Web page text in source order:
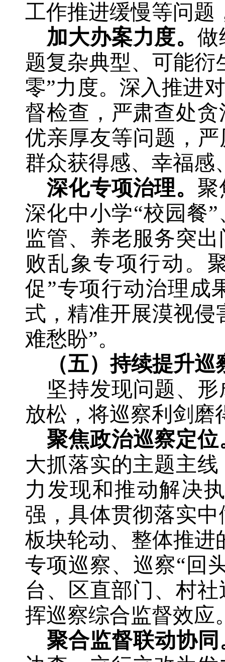
工作推进缓慢等问题
加大办案力度。做
题复杂典型、可能
零”力度。深入推进对
督检查，严肃查处
优亲厚友等问题，
群众获得感、 幸福感
深化专项治理。 聚
深化中小学“校园餐
监管、养老服务突
败乱象专项行动。
促”专项行动治理成
式，精准开展漠视侵
难愁盼”。
（五）持续提升巡
坚持发现问题、
放松，将巡察利剑磨
聚焦政治巡察定位
大抓落实的主题主
力发现和推动解决
强， 具体贯彻落实
板块轮动、整体推进
专项巡察、巡察“回
台、区直部门、村
挥巡察综合监督效应
聚合监督联动协同